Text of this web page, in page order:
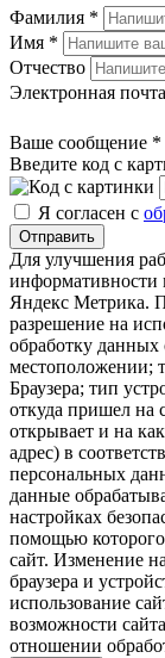
Фамилия *
Имя *
Отчество
Электронная почта
Ваше сообщение *
Введите код с
Я согласен с
Отправить
Для улучшения
информативности
Яндекс Метрика.
разрешение на
обработку данных
местоположении;
Браузера; тип
откуда пришел на
открывает и на
адрес) в
персональных
данные
настройках
помощью которого
сайт. Изменение
браузера и
использование
возможности
отношении